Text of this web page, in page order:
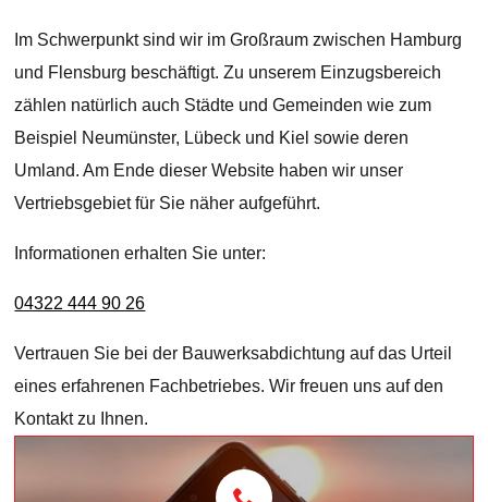
Im Schwerpunkt sind wir im Großraum zwischen Hamburg
und Flensburg beschäftigt. Zu unserem Einzugsbereich
zählen natürlich auch Städte und Gemeinden wie zum
Beispiel Neumünster, Lübeck und Kiel sowie deren
Umland. Am Ende dieser Website haben wir unser
Vertriebsgebiet für Sie näher aufgeführt.
Informationen erhalten Sie unter:
04322 444 90 26
Vertrauen Sie bei der Bauwerksabdichtung auf das Urteil
eines erfahrenen Fachbetriebes. Wir freuen uns auf den
Kontakt zu Ihnen.